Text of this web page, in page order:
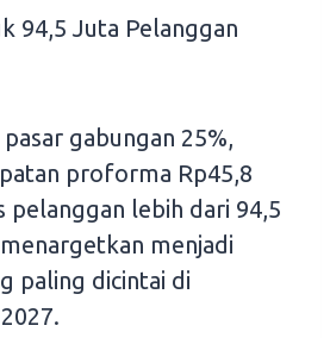
94,5 Juta Pelanggan
gabungan 25%,
proforma Rp45,8
pelanggan lebih dari 94,5
menjadi
paling dicintai di